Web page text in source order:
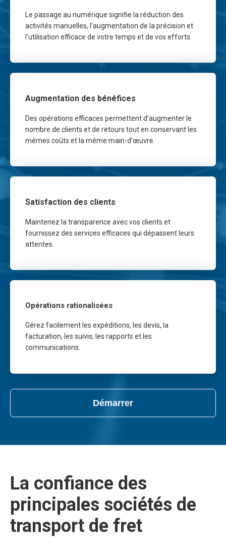
Le passage au numérique signifie la réduction des
activités manuelles, l’augmentation de la précision et
l’utilisation efficace de votre temps et de vos efforts.
Augmentation des bénéfices
Des opérations efficaces permettent d’augmenter le
nombre de clients et de retours tout en conservant les
mêmes coûts et la même main-d’œuvre.
Satisfaction des clients
Maintenez la transparence avec vos clients et
fournissez des services efficaces qui dépassent leurs
attentes.
Opérations rationalisées
Gérez facilement les expéditions, les devis, la
facturation, les suivis, les rapports et les
communications.
Démarrer
La confiance des
principales sociétés de
transport de fret